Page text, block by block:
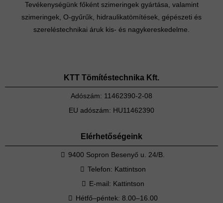
Tevékenységünk főként szimeringek gyártása, valamint
szimeringek, O-gyűrűk, hidraulikatömítések, gépészeti és
szereléstechnikai áruk kis- és nagykereskedelme.
KTT Tömítéstechnika Kft.
Adószám: 11462390-2-08
EU adószám: HU11462390
Elérhetőségeink
9400 Sopron Besenyő u. 24/B.
Telefon: Kattintson
E-mail: Kattintson
Hétfő–péntek: 8.00–16.00